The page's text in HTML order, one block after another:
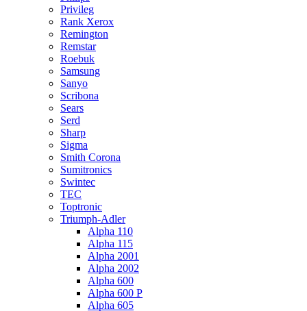
Privileg
Rank Xerox
Remington
Remstar
Roebuk
Samsung
Sanyo
Scribona
Sears
Serd
Sharp
Sigma
Smith Corona
Sumitronics
Swintec
TEC
Toptronic
Triumph-Adler
Alpha 110
Alpha 115
Alpha 2001
Alpha 2002
Alpha 600
Alpha 600 P
Alpha 605